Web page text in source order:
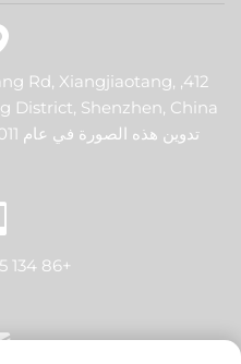
Rd, Xiangjiaotang,
تدوين هذه الصورة في عام 2011 في منطقة الشنجان، الصين.
+86 134 8025 5980